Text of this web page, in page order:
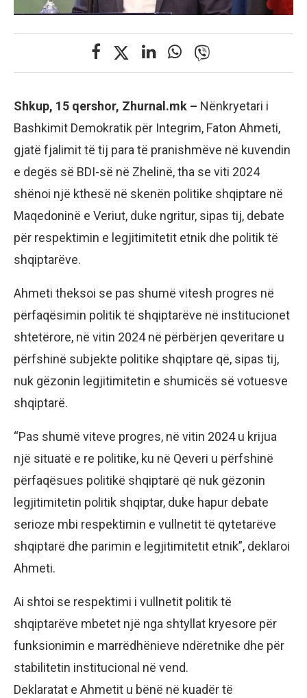
Shkup, 15 qershor, Zhurnal.mk – Nënkryetari i
Bashkimit Demokratik për Integrim, Faton Ahmeti,
gjatë fjalimit të tij para të pranishmëve në kuvendin
e degës së BDI-së në Zhelinë, tha se viti 2024
shënoi një kthesë në skenën politike shqiptare në
Maqedoninë e Veriut, duke ngritur, sipas tij, debate
për respektimin e legjitimitetit etnik dhe politik të
shqiptarëve.
Ahmeti theksoi se pas shumë vitesh progres në
përfaqësimin politik të shqiptarëve në institucionet
shtetërore, në vitin 2024 në përbërjen qeveritare u
përfshinë subjekte politike shqiptare që, sipas tij,
nuk gëzonin legjitimitetin e shumicës së votuesve
shqiptarë.
“Pas shumë viteve progres, në vitin 2024 u krijua
një situatë e re politike, ku në Qeveri u përfshinë
përfaqësues politikë shqiptarë që nuk gëzonin
legjitimitetin politik shqiptar, duke hapur debate
serioze mbi respektimin e vullnetit të qytetarëve
shqiptarë dhe parimin e legjitimitetit etnik”, deklaroi
Ahmeti.
Ai shtoi se respektimi i vullnetit politik të
shqiptarëve mbetet një nga shtyllat kryesore për
funksionimin e marrëdhënieve ndëretnike dhe për
stabilitetin institucional në vend.
Deklaratat e Ahmetit u bënë në kuadër të